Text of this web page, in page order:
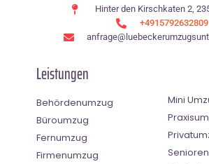
Hinter den Kirschkaten 2,
+4915792632809
Leistungen
Behördenumzug
Büroumzug
Fernumzug
Firmenumzug
Mini